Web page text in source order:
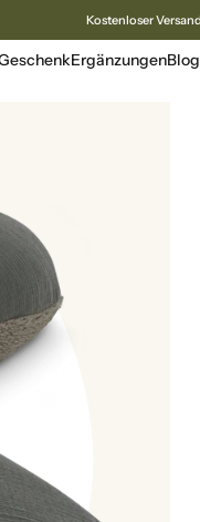
Kostenloser
Ergänzungen